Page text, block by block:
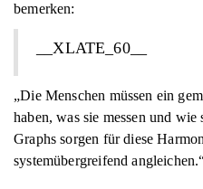
bemerken:
__XLATE_60__
„Die Menschen müssen ein
haben, was sie messen und
Graphs sorgen für diese
systemübergreifend